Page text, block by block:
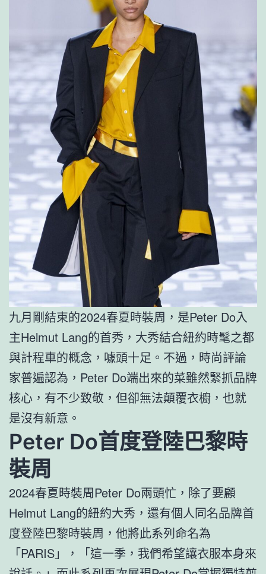
九月剛結束的2024春夏時裝周，是Peter Do入
主Helmut Lang的首秀，大秀結合紐約時髦之都
與計程車的概念，噱頭十足。不過，時尚評論
家普遍認為，Peter Do端出來的菜雖然緊抓品牌
核心，有不少致敬，但卻無法顛覆衣櫥，也就
是沒有新意。
Peter Do首度登陸巴黎時
裝周
2024春夏時裝周Peter Do兩頭忙，除了要顧
Helmut Lang的紐約大秀，還有個人同名品牌首
度登陸巴黎時裝周，他將此系列命名為
「PARIS」，「這一季，我們希望讓衣服本身來